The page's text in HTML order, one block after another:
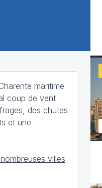
maritime
coup de vent
des chutes
et une
villes